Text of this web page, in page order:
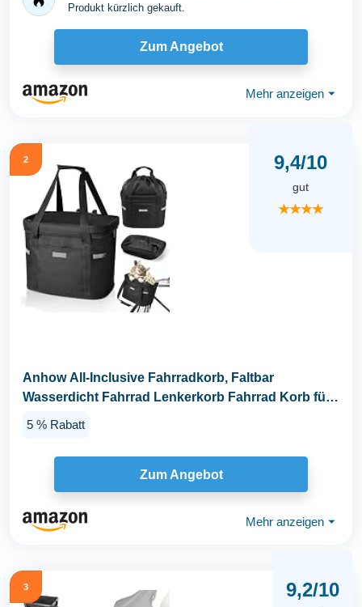
Produkt kürzlich gekauft.
Zum Angebot
Mehr anzeigen ⏷
2 9,4/10
gut
★★★★
Anhow All-Inclusive Fahrradkorb, Faltbar
Wasserdicht Fahrrad Lenkerkorb Fahrrad Korb für
5 % Rabatt
Zum Angebot
Mehr anzeigen ⏷
3 9,2/10